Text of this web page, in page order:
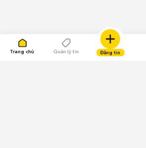
Trang chủ Quản lý tin Đăng tin